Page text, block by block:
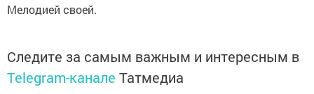
Мелодией своей.
Следите за самым важным и интересным в
Telegram-канале Татмедиа